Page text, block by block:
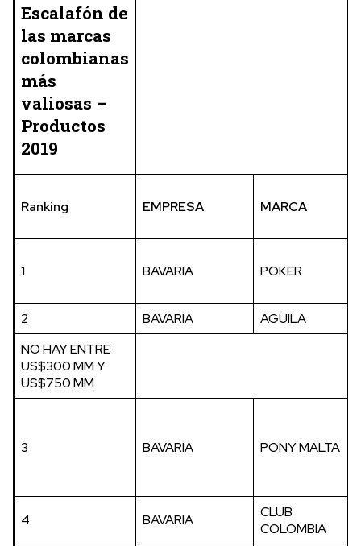
Escalafón de
las marcas
colombianas
más
valiosas –
Productos
2019
Ranking EMPRESA MARCA
1 BAVARIA POKER
2 BAVARIA
AGUILA
NO HAY ENTRE
US$300 MM Y
US$750 MM
3 BAVARIA PONY MALTA
4 BAVARIA
CLUB
COLOMBIA